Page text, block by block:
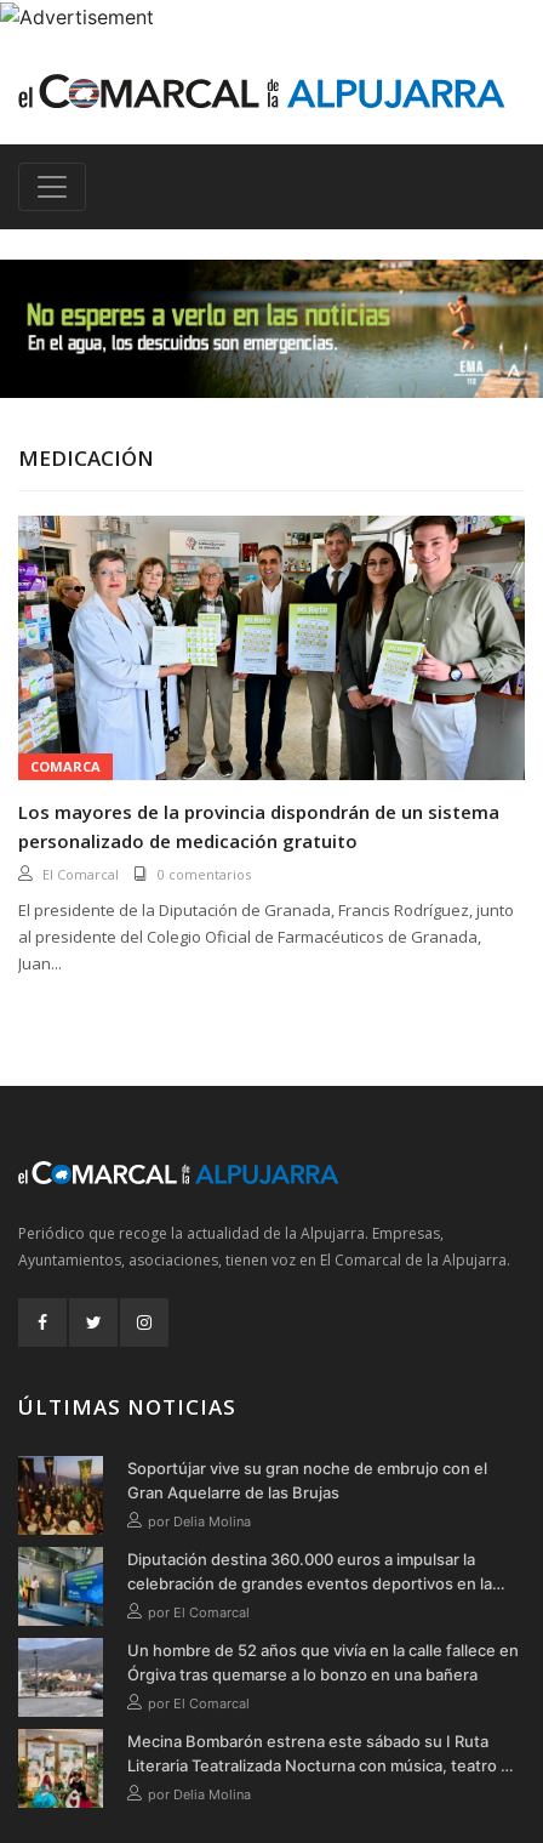
MEDICACIÓN
COMARCA
Los mayores de la provincia dispondrán de un sistema
personalizado de medicación gratuito
El Comarcal 0 comentarios
El presidente de la Diputación de Granada, Francis Rodríguez, junto
al presidente del Colegio Oficial de Farmacéuticos de Granada,
Juan...
Periódico que recoge la actualidad de la Alpujarra. Empresas,
Ayuntamientos, asociaciones, tienen voz en El Comarcal de la Alpujarra.
ÚLTIMAS NOTICIAS
Soportújar vive su gran noche de embrujo con el
Gran Aquelarre de las Brujas
por Delia Molina
Diputación destina 360.000 euros a impulsar la
celebración de grandes eventos deportivos en la
provincia durante 2026
por El Comarcal
Un hombre de 52 años que vivía en la calle fallece en
Órgiva tras quemarse a lo bonzo en una bañera
por El Comarcal
Mecina Bombarón estrena este sábado su I Ruta
Literaria Teatralizada Nocturna con música, teatro y
verbena
por Delia Molina